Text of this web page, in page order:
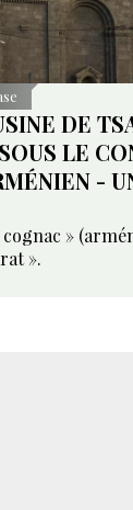
DE
LE
-
»
».